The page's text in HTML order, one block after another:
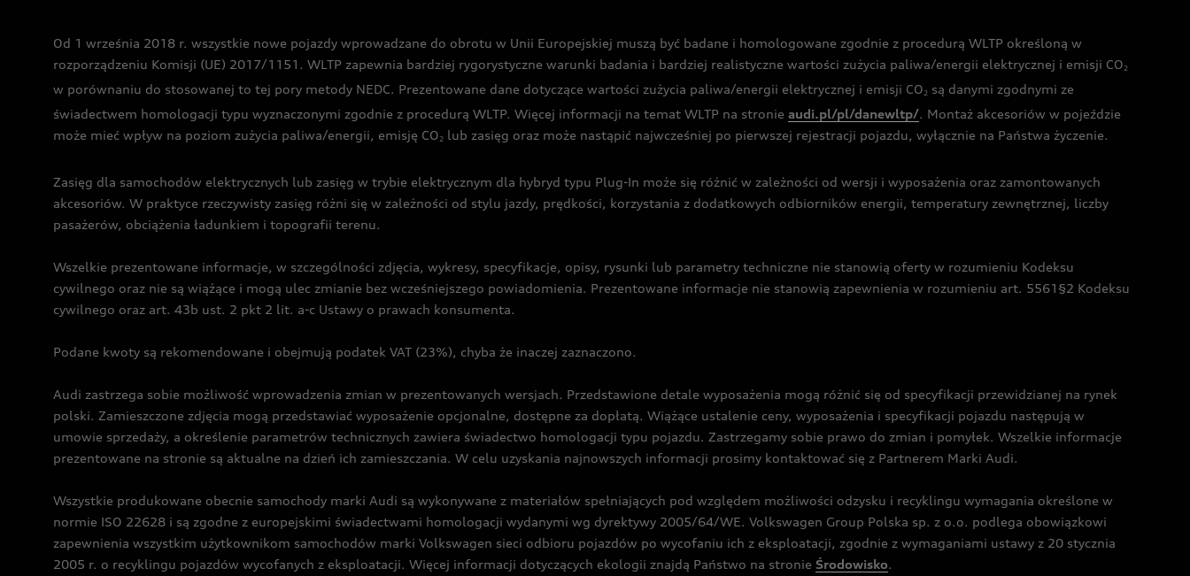
Od 1 września 2018 r. wszystkie nowe pojazdy wprowadzane do obrotu w Unii Europejskiej muszą być badane i homologowane zgodnie z procedurą WLTP określoną w
rozporządzeniu Komisji (UE) 2017/1151. WLTP zapewnia bardziej rygorystyczne warunki badania i bardziej realistyczne wartości zużycia paliwa/energii elektrycznej i emisji CO2
w porównaniu do stosowanej to tej pory metody NEDC. Prezentowane dane dotyczące wartości zużycia paliwa/energii elektrycznej i emisji CO2 są danymi zgodnymi ze
świadectwem homologacji typu wyznaczonymi zgodnie z procedurą WLTP. Więcej informacji na temat WLTP na stronie audi.pl/pl/danewltp/. Montaż akcesoriów w pojeździe
może mieć wpływ na poziom zużycia paliwa/energii, emisję CO2 lub zasięg oraz może nastąpić najwcześniej po pierwszej rejestracji pojazdu, wyłącznie na Państwa życzenie.
Zasięg dla samochodów elektrycznych lub zasięg w trybie elektrycznym dla hybryd typu Plug-In może się różnić w zależności od wersji i wyposażenia oraz zamontowanych
akcesoriów. W praktyce rzeczywisty zasięg różni się w zależności od stylu jazdy, prędkości, korzystania z dodatkowych odbiorników energii, temperatury zewnętrznej, liczby
pasażerów, obciążenia ładunkiem i topografii terenu.
Wszelkie prezentowane informacje, w szczególności zdjęcia, wykresy, specyfikacje, opisy, rysunki lub parametry techniczne nie stanowią oferty w rozumieniu Kodeksu
cywilnego oraz nie są wiążące i mogą ulec zmianie bez wcześniejszego powiadomienia. Prezentowane informacje nie stanowią zapewnienia w rozumieniu art. 5561§2 Kodeksu
cywilnego oraz art. 43b ust. 2 pkt 2 lit. a-c Ustawy o prawach konsumenta.
Podane kwoty są rekomendowane i obejmują podatek VAT (23%), chyba że inaczej zaznaczono.
Audi zastrzega sobie możliwość wprowadzenia zmian w prezentowanych wersjach. Przedstawione detale wyposażenia mogą różnić się od specyfikacji przewidzianej na rynek
polski. Zamieszczone zdjęcia mogą przedstawiać wyposażenie opcjonalne, dostępne za dopłatą. Wiążące ustalenie ceny, wyposażenia i specyfikacji pojazdu następują w
umowie sprzedaży, a określenie parametrów technicznych zawiera świadectwo homologacji typu pojazdu. Zastrzegamy sobie prawo do zmian i pomyłek. Wszelkie informacje
prezentowane na stronie są aktualne na dzień ich zamieszczania. W celu uzyskania najnowszych informacji prosimy kontaktować się z Partnerem Marki Audi.
Wszystkie produkowane obecnie samochody marki Audi są wykonywane z materiałów spełniających pod względem możliwości odzysku i recyklingu wymagania określone w
normie ISO 22628 i są zgodne z europejskimi świadectwami homologacji wydanymi wg dyrektywy 2005/64/WE. Volkswagen Group Polska sp. z o.o. podlega obowiązkowi
zapewnienia wszystkim użytkownikom samochodów marki Volkswagen sieci odbioru pojazdów po wycofaniu ich z eksploatacji, zgodnie z wymaganiami ustawy z 20 stycznia
2005 r. o recyklingu pojazdów wycofanych z eksploatacji. Więcej informacji dotyczących ekologii znajdą Państwo na stronie Środowisko.